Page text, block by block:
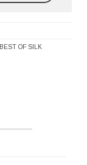
BEST OF SILK